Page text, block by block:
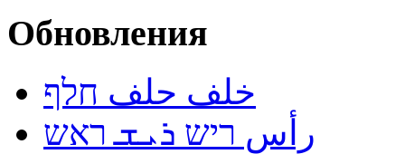
Обновления
خلف حلف חלף
رأس ריש ܪܝܫ ראש